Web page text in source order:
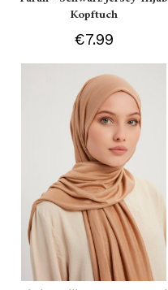
Kopftuch
€7.99